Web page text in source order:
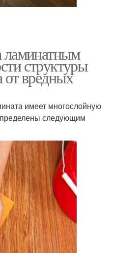
ламинатным
структуры
от вредных
имеет многослойную
следующим